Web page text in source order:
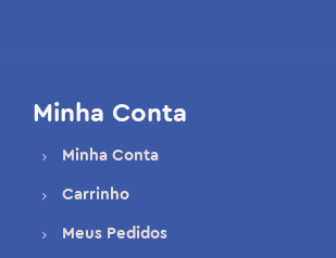
Minha Conta
Minha Conta
Carrinho
Meus Pedidos